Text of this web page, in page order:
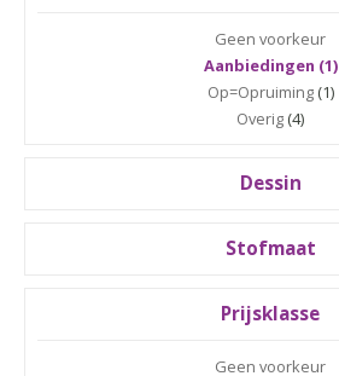
Geen voorkeur
Aanbiedingen (1)
Op=Opruiming(1)
Overig (4)
Dessin
Stofmaat
Prijsklasse
Geen voorkeur